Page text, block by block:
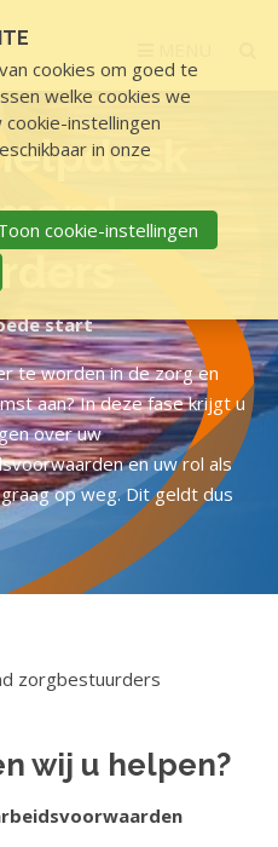
start
te worden in de zorg en
aan? In deze fase krijgt u
over uw
en uw rol als
op weg. Dit geldt dus
zorgbestuurders
wij u helpen?
cookies om goed te
welke cookies we
instellingen
in onze
cookie-instellingen